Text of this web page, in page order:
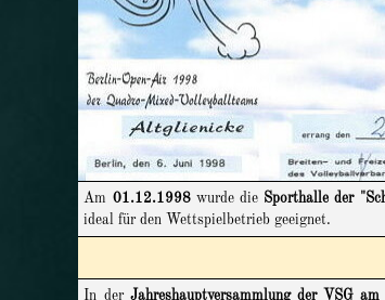
Am 01.12.1998wurde die Sporthalle der
ideal für den Wettspielbetrieb geeignet.
In der Jahreshauptversammlung der VSG